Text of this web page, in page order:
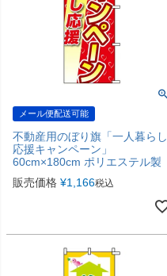
メール便配送可能
不動産用のぼり旗「一人暮らし
応援キャンペーン」
60cm×180cm ポリエステル製
販売価格 ¥1,166税込